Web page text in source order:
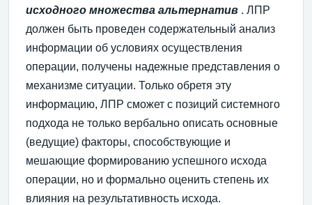
исходного множества альтернатив . ЛПР
должен быть проведен содержательный анализ
информации об условиях осуществления
операции, получены надежные представления о
механизме ситуации. Только обретя эту
информацию, ЛПР сможет с позиций системного
подхода не только вербально описать основные
(ведущие) факторы, способствующие и
мешающие формированию успешного исхода
операции, но и формально оценить степень их
влияния на результативность исхода.